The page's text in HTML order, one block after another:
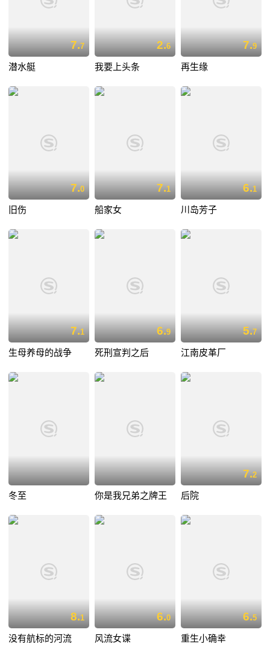
7.7
潜水艇
2.6
我要上头条
7.9
再生缘
7.0
旧伤
7.1
船家女
6.1
川岛芳子
7.1
生母养母的战争
6.9
死刑宣判之后
5.7
江南皮革厂
冬至 你是我兄弟之牌王
7.2
后院
8.1
没有航标的河流
6.0
风流女谍
6.5
重生小确幸